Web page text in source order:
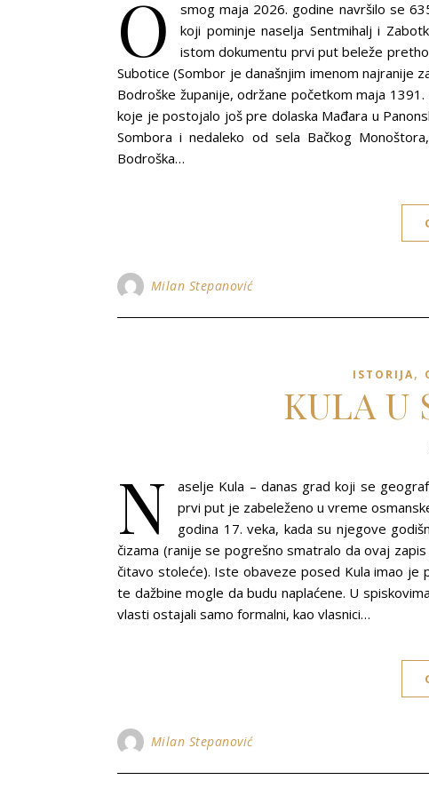
O
smog maja 2026. godine navršilo se
koji pominje naselja Sentmihalj i
istom dokumentu prvi put beleže
Subotice (Sombor je današnjim imenom najranije
Bodroške županije, održane početkom maja
koje je postojalo još pre dolaska Mađara u
Sombora i nedaleko od sela Bačkog
Bodroška…
Milan Stepanović
ISTORIJA,
KULA U
N
aselje Kula – danas grad koji se
prvi put je zabeleženo u vreme
godina 17. veka, kada su njegove
čizama (ranije se pogrešno smatralo da ovaj
čitavo stoleće). Iste obaveze posed Kula imao je
te dažbine mogle da budu naplaćene. U
vlasti ostajali samo formalni, kao vlasnici…
Milan Stepanović